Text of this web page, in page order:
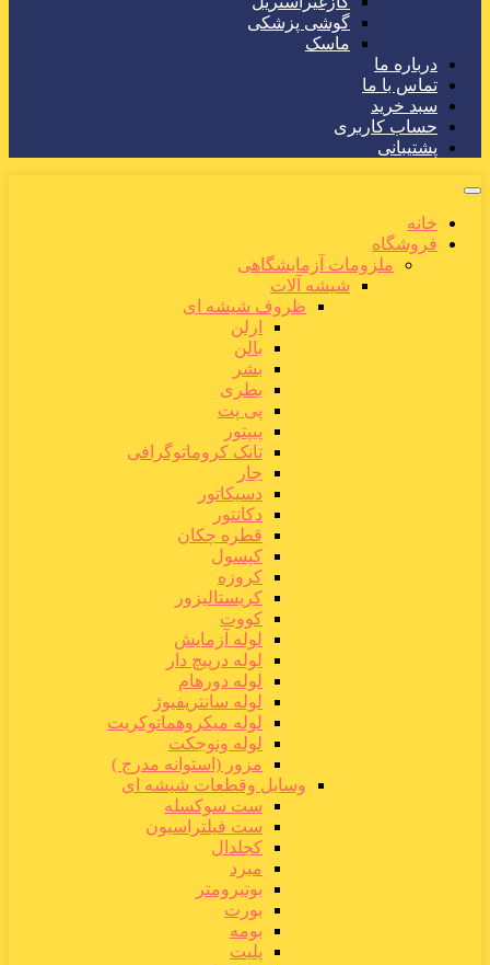
گوشی پزشکی
ماسک
درباره ما
تماس با ما
سبد خرید
حساب کاربری
پشتیبانی
خانه
فروشگاه
ملزومات آزمایشگاهی
شیشه آلات
ظروف شیشه ای
ارلن
بالن
بشر
بطری
پی پت
پیپتور
تانک کروماتوگرافی
جار
دسیکاتور
دکانتور
قطره چکان
کپسول
کروزه
کریستالیزور
کووت
لوله آزمایش
لوله درپیچ دار
لوله دورهام
لوله سانتریفیوژ
لوله میکروهماتوکریت
لوله ونوجکت
مزور (استوانه مدرج )
وسایل وقطعات شیشه ای
ست سوکسله
ست فیلتراسیون
کجلدال
مبرد
بوتیرومتر
بورت
بومه
پلیت